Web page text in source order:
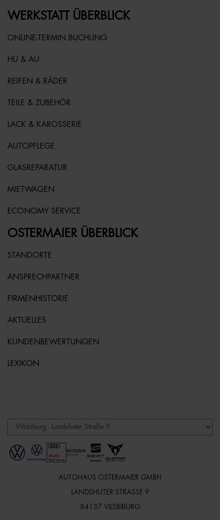
WERKSTATT ÜBERBLICK
ONLINE-TERMIN BUCHUNG
HU & AU
REIFEN & RÄDER
TEILE & ZUBEHÖR
LACK & KAROSSERIE
AUTOPFLEGE
GLASREPARATUR
MIETWAGEN
ECONOMY SERVICE
OSTERMAIER ÜBERBLICK
STANDORTE
ANSPRECHPARTNER
FIRMENHISTORIE
AKTUELLES
KUNDENBEWERTUNGEN
LEXIKON
AUTOHAUS OSTERMAIER GMBH
LANDSHUTER STRASSE 9
84137 VILSBIBURG